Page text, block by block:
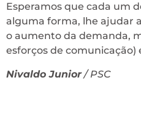
Esperamos que cada um
alguma forma, lhe ajudar
o aumento da demanda,
esforços de comunicação)
Nivaldo Junior/ PSC